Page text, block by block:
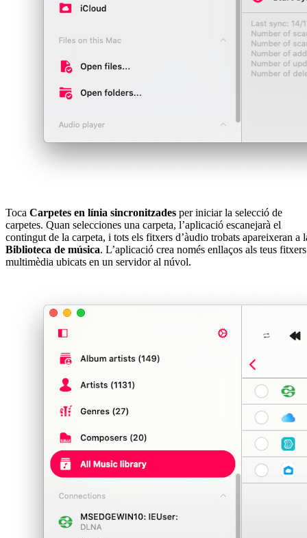
Toca Carpetes en línia sincronitzades per iniciar la selecció de
carpetes. Quan selecciones una carpeta, l’aplicació escanejarà el
contingut de la carpeta, i tots els fitxers d’àudio trobats apareixeran a
Biblioteca de música. L’aplicació crea només enllaços als teus fitxers
multimèdia ubicats en un servidor al núvol.